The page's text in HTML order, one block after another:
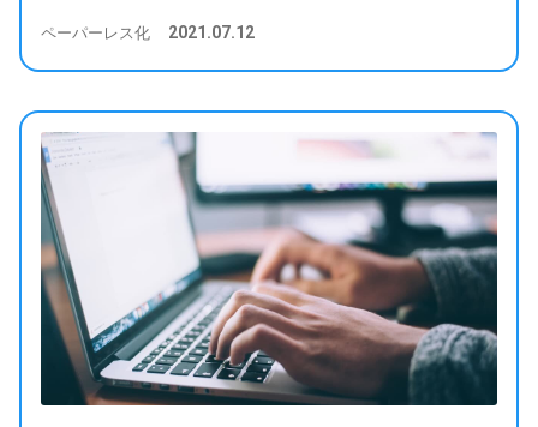
ペーパーレス化 2021.07.12